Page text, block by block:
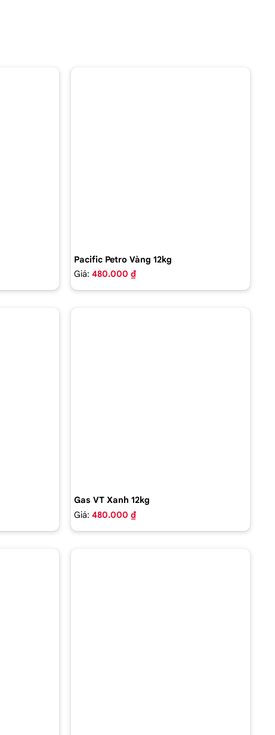
Pacific Petro Vàng 12kg
Giá: 480.000 ₫
Gas VT Xanh 12kg
Giá: 480.000 ₫